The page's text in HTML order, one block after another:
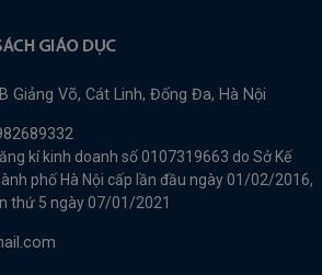
Giảng Võ, Cát Linh, Đống Đa, Hà Nội
kí kinh doanh số 0107319663 do Sở Kế
phố Hà Nội cấp lần đầu ngày 01/02/2016,
thứ 5 ngày 07/01/2021